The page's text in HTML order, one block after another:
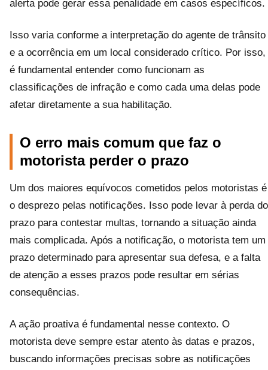
alerta pode gerar essa penalidade em casos específicos.
Isso varia conforme a interpretação do agente de trânsito
e a ocorrência em um local considerado crítico. Por isso,
é fundamental entender como funcionam as
classificações de infração e como cada uma delas pode
afetar diretamente a sua habilitação.
O erro mais comum que faz o
motorista perder o prazo
Um dos maiores equívocos cometidos pelos motoristas é
o desprezo pelas notificações. Isso pode levar à perda do
prazo para contestar multas, tornando a situação ainda
mais complicada. Após a notificação, o motorista tem um
prazo determinado para apresentar sua defesa, e a falta
de atenção a esses prazos pode resultar em sérias
consequências.
A ação proativa é fundamental nesse contexto. O
motorista deve sempre estar atento às datas e prazos,
buscando informações precisas sobre as notificações